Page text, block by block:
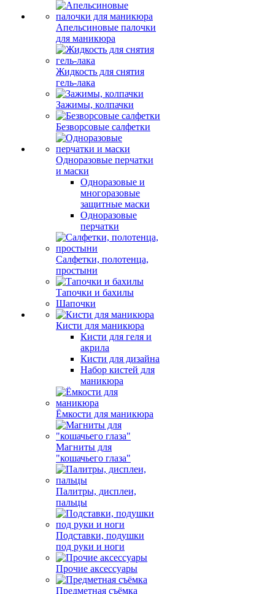
Апельсиновые палочки
для маникюра
Жидкость для снятия
гель-лака
Зажимы, колпачки
Безворсовые салфетки
Одноразовые перчатки
и маски
Одноразовые и
многоразовые
защитные маски
Одноразовые
перчатки
Салфетки, полотенца,
простыни
Тапочки и бахилы
Шапочки
Кисти для маникюра
Кисти для геля и
акрила
Кисти для дизайна
Набор кистей для
маникюра
Ёмкости для маникюра
Магниты для
"кошачьего глаза"
Палитры, дисплеи,
пальцы
Подставки, подушки
под руки и ноги
Прочие аксессуары
Предметная съёмка